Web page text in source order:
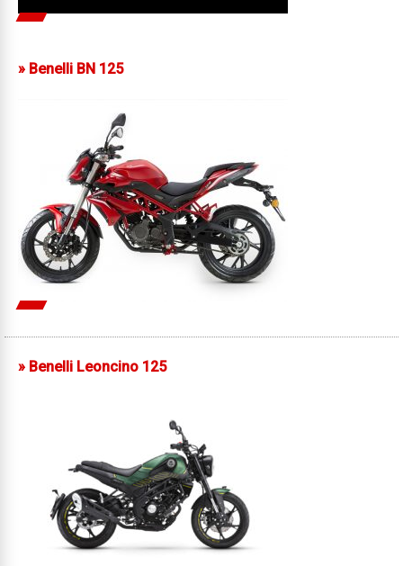
» Benelli BN 125
» Benelli Leoncino 125